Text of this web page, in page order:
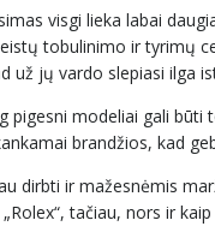
visgi lieka labai
tobulinimo ir tyrimų
už jų vardo slepiasi ilga
pigesni modeliai gali
brandžios, kad
dirbti ir mažesnėmis
tačiau, nors ir